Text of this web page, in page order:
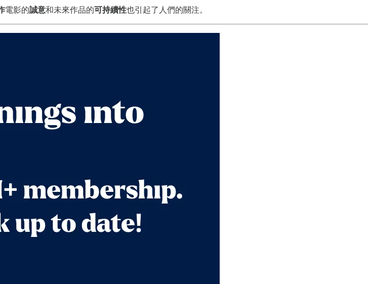
電影的誠意和未來作品的可持續性也引起了人們的關注。